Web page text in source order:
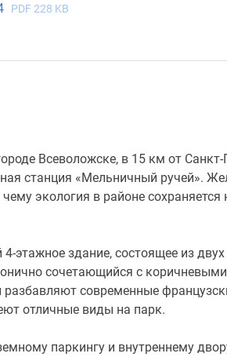
PDF 228 KB
Всеволожске, в 15 км от
станция «Мельничный ручей».
экология в районе сохраняется
этажное здание, состоящее из
сочетающийся с
современные
отличные виды на парк.
паркингу и внутреннему